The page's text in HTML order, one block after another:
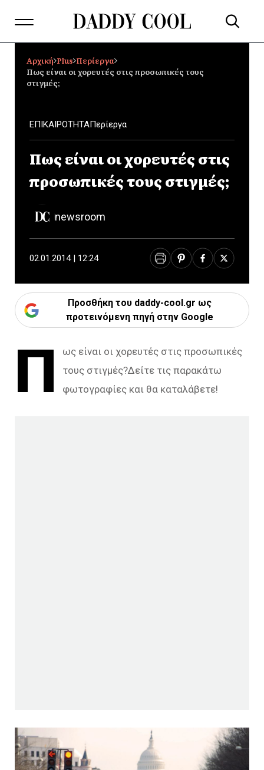
Αρχική Plus Περίεργα
Πως είναι οι χορευτές στις προσωπικές τους
στιγμές;
ΕΠΙΚΑΙΡΟΤΗΤΑΠερίεργα
Πως είναι οι χορευτές στις
προσωπικές τους στιγμές;
newsroom
02.01.2014 | 12:24
Προσθήκη του daddy-cool.gr ως
προτεινόμενη πηγή στην Google
Π
ως είναι οι χορευτές στις προσωπικές
τους στιγμές?Δείτε τις παρακάτω
φωτογραφίες και θα καταλάβετε!